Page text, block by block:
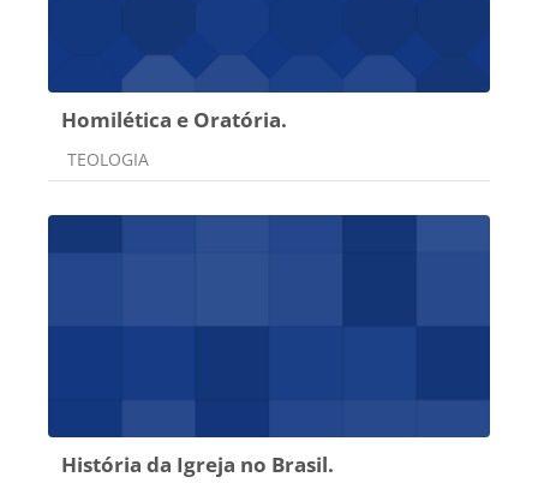
Homilética e Oratória.
Categoria do curso
TEOLOGIA
História da Igreja no Brasil.